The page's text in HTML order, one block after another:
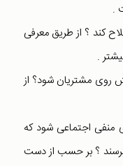
.
کند ؟ از طریق معرفی
.
مشتریان شود؟ از
منفی اجتماعی شود که
؟ بر حسب از دست